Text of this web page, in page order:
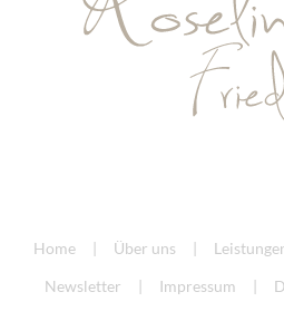
Home Über uns
Newsletter Impressum